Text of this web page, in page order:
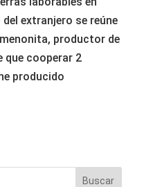
extranjero se reúne
productor de
que cooperar 2
producido
Buscar